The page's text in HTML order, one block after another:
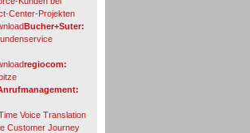
Center-Projekten
Bucher+Suter:
regiocom:
Voice Translation
Customer Journey